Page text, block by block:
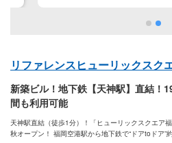
リファレンスヒューリックスク
新築ビル！地下鉄【天神駅】直結！
間も利用可能
天神駅直結（徒歩1分）！「ヒューリックスクエア
秋オープン！ 福岡空港駅から地下鉄で“ドアtoドア”